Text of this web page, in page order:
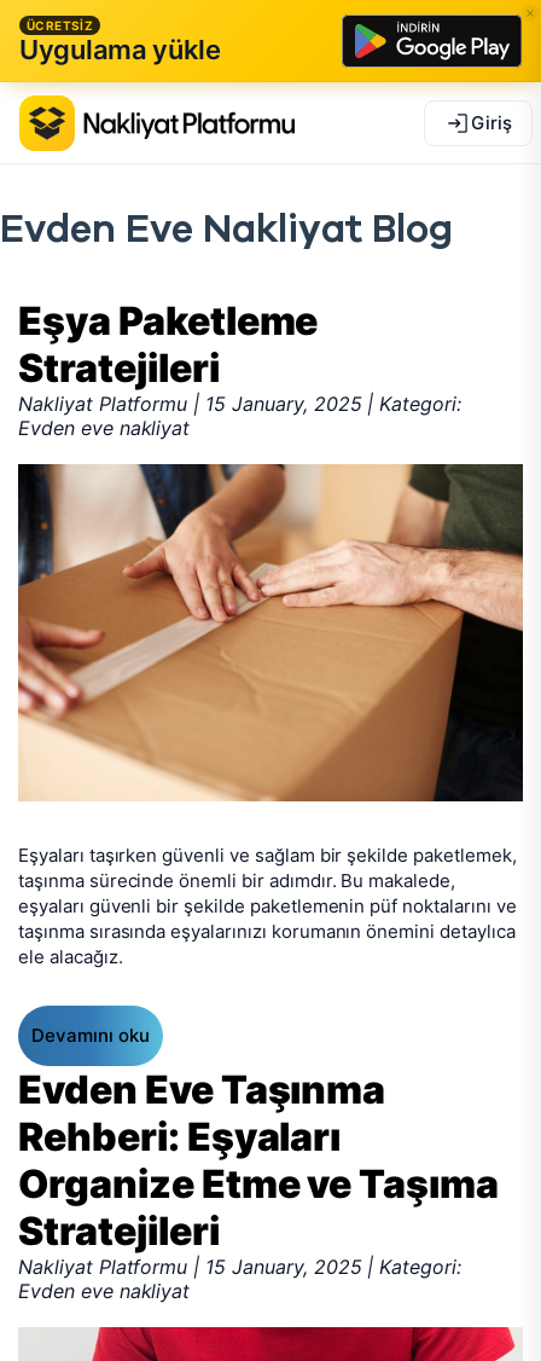
ÜCRETSİZ
Uygulama yükle
Giriş
Evden Eve Nakliyat Blog
Eşya Paketleme
Stratejileri
Nakliyat Platformu | 15 January, 2025 | Kategori:
Evden eve nakliyat
Eşyaları taşırken güvenli ve sağlam bir şekilde paketlemek,
taşınma sürecinde önemli bir adımdır. Bu makalede,
eşyaları güvenli bir şekilde paketlemenin püf noktalarını ve
taşınma sırasında eşyalarınızı korumanın önemini detaylıca
ele alacağız.
Devamını oku
Evden Eve Taşınma
Rehberi: Eşyaları
Organize Etme ve Taşıma
Stratejileri
Nakliyat Platformu | 15 January, 2025 | Kategori:
Evden eve nakliyat